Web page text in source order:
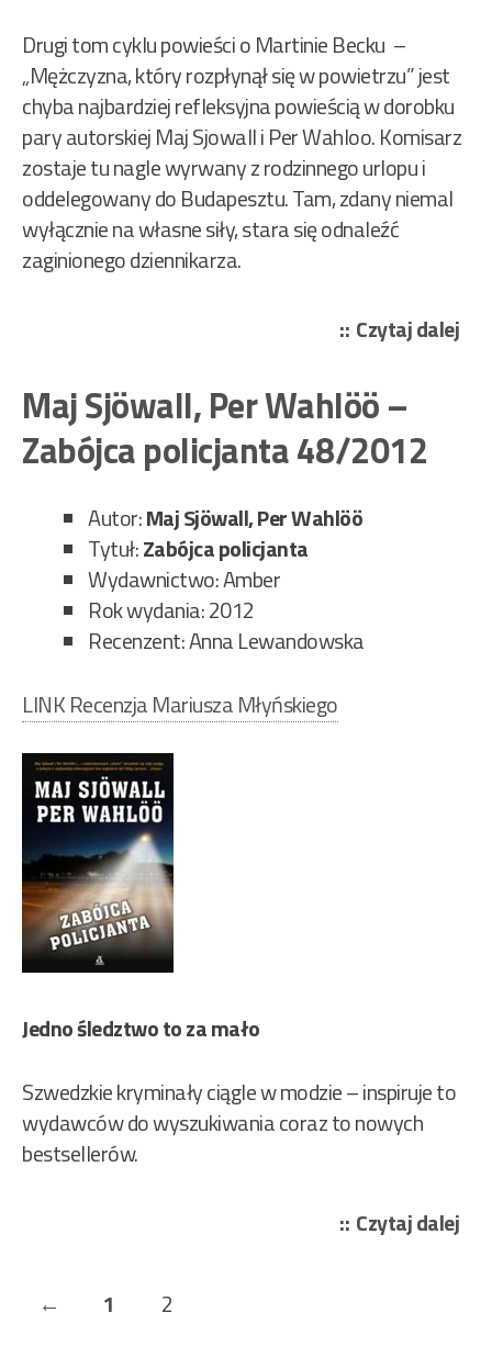
Drugi tom cyklu powieści o Martinie Becku –
„Mężczyzna, który rozpłynął się w powietrzu” jest
chyba najbardziej refleksyjna powieścią w dorobku
pary autorskiej Maj Sjowall i Per Wahloo. Komisarz
zostaje tu nagle wyrwany z rodzinnego urlopu i
oddelegowany do Budapesztu. Tam, zdany niemal
wyłącznie na własne siły, stara się odnaleźć
zaginionego dziennikarza.
Czytaj dalej
Maj Sjöwall, Per Wahlöö –
Zabójca policjanta 48/2012
Autor:Maj Sjöwall, Per Wahlöö
Tytuł:Zabójca policjanta
Wydawnictwo: Amber
Rok wydania: 2012
Recenzent: Anna Lewandowska
LINK Recenzja Mariusza Młyńskiego
Jedno śledztwo to za mało
Szwedzkie kryminały ciągle w modzie – inspiruje to
wydawców do wyszukiwania coraz to nowych
bestsellerów.
Czytaj dalej
Stronicowanie
← Previous
Page
1 Page
2